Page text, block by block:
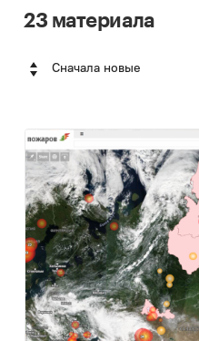
23 материала
Сначала новые